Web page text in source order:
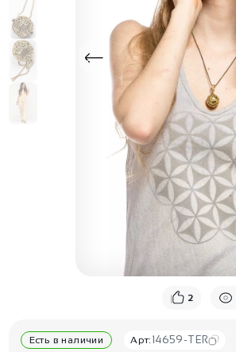
2
Есть в наличии Арт: 14659-TER